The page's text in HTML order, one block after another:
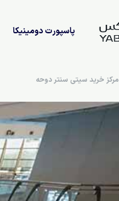
پاسپورت دومینیکا
مرکز خرید سیتی سنتر دوحه